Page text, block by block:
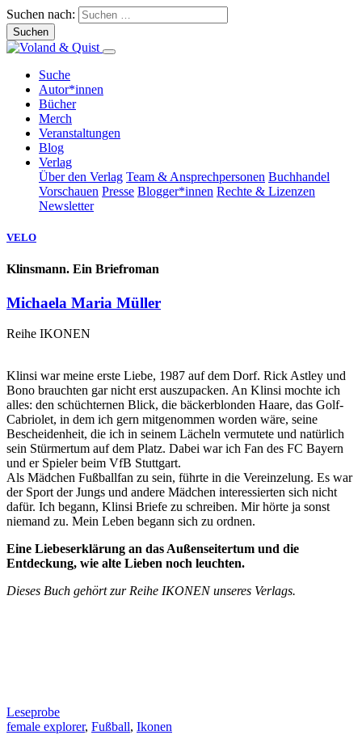
Suchen nach:
Suche
Autor*innen
Bücher
Merch
Veranstaltungen
Blog
Verlag
Über den Verlag Team & Ansprechpersonen Buchhandel
Vorschauen Presse Blogger*innen Rechte & Lizenzen
Newsletter
VELO
Klinsmann. Ein Briefroman
Michaela Maria Müller
Reihe IKONEN
Klinsi war meine erste Liebe, 1987 auf dem Dorf. Rick Astley und
Bono brauchten gar nicht erst auszupacken. An Klinsi mochte ich
alles: den schüchternen Blick, die bäckerblonden Haare, das Golf-
Cabriolet, in dem ich gern mitgenommen worden wäre, seine
Bescheidenheit, die ich in seinem Lächeln vermutete und natürlich
sein Stürmertum auf dem Platz. Dabei war ich Fan des FC Bayern
und er Spieler beim VfB Stuttgart.
Als Mädchen Fußballfan zu sein, führte in die Vereinzelung. Es war
der Sport der Jungs und andere Mädchen interessierten sich nicht
dafür. Ich begann, Klinsi Briefe zu schreiben. Mir hörte ja sonst
niemand zu. Mein Leben begann sich zu ordnen.
Eine Liebeserklärung an das Außenseitertum und die
Entdeckung, wie alte Lieben noch leuchten.
Dieses Buch gehört zur Reihe IKONEN unseres Verlags.
Leseprobe
female explorer, Fußball, Ikonen